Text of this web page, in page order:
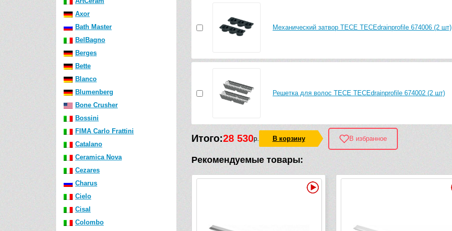
Axor
Bath Master
BelBagno
Berges
Bette
Blanco
Blumenberg
Bone Crusher
Bossini
FIMA Carlo Frattini
Catalano
Ceramica Nova
Cezares
Charus
Cielo
Cisal
Colombo
Механический затвор TECE TECEdrainprofile 674006 (2 шт)
Решетка для волос TECE TECEdrainprofile 674002 (2 шт)
Итого:28 530р. В корзину В избранное
Рекомендуемые товары:
Видео